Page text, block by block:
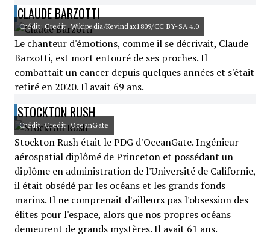
CLAUDE BARZOTTI
Crédit: Credit: Wikipedia/Kevindax1809/CC BY-SA 4.0
Le chanteur d'émotions, comme il se décrivait, Claude
Barzotti, est mort entouré de ses proches. Il
combattait un cancer depuis quelques années et s'était
retiré en 2020. Il avait 69 ans.
STOCKTON RUSH
Crédit: Credit: OceanGate
Stockton Rush était le PDG d'OceanGate. Ingénieur
aérospatial diplômé de Princeton et possédant un
diplôme en administration de l'Université de Californie,
il était obsédé par les océans et les grands fonds
marins. Il ne comprenait d'ailleurs pas l'obsession des
élites pour l'espace, alors que nos propres océans
demeurent de grands mystères. Il avait 61 ans.